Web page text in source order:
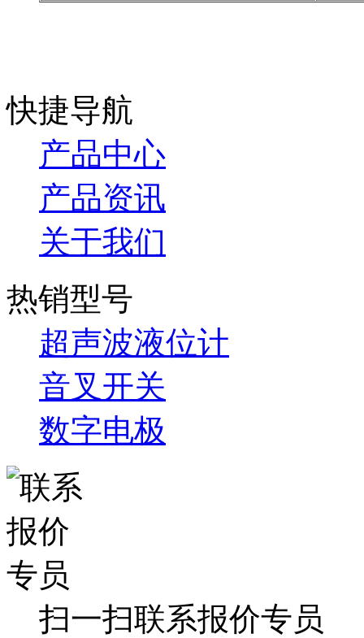
快捷导航
产品中心
产品资讯
关于我们
热销型号
超声波液位计
音叉开关
数字电极
扫一扫联系报价专员